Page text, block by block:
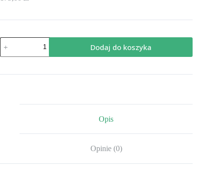
ilość
Forever
Vitolize
Dodaj do koszyka
Opis
Opinie (0)